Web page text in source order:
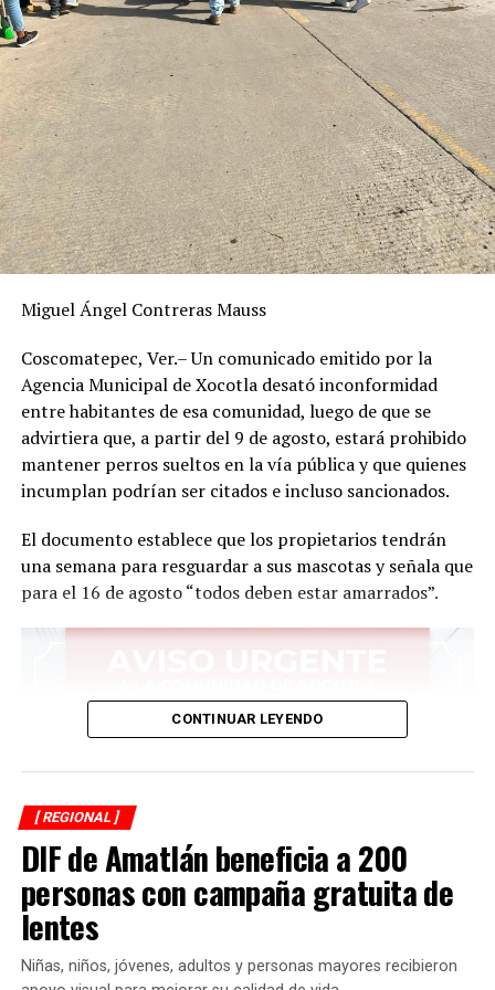
Durante la última semana finalizaron zafra los ingenios
Huixtla, El Higo, Quesería, El Molino, Mahuixtlán y
Atencingo.
La Unión Nacional de Cañeros destacó que los
resultados reflejan el esfuerzo conjunto de productores,
organizaciones cañeras e industria azucarera para
mantener la competitividad del sector, considerado uno
de los pilares económicos de diversas regiones cañeras
del país, entre ellas la zona centro de Veracruz, donde
miles de familias dependen directamente de esta
actividad productiva.
RELATED TOPICS: FEATURED
DESPUÉS
Fortín celebra el Día Mundial del Medio Ambiente con
avistamiento de aves en Santa Lucía Potrerillo
“Ubican” origen de olores a quemado que invaden la
Miguel Ángel Contreras Mauss
Coscomatepec, Ver.– Un comunicado emitido por la
Agencia Municipal de Xocotla desató inconformidad
entre habitantes de esa comunidad, luego de que se
advirtiera que, a partir del 9 de agosto, estará prohibido
mantener perros sueltos en la vía pública y que quienes
incumplan podrían ser citados e incluso sancionados.
El documento establece que los propietarios tendrán
una semana para resguardar a sus mascotas y señala que
para el 16 de agosto “todos deben estar amarrados”.
CONTINUAR LEYENDO
[ REGIONAL ]
DIF de Amatlán beneficia a 200
personas con campaña gratuita de
lentes
Niñas, niños, jóvenes, adultos y personas mayores recibieron